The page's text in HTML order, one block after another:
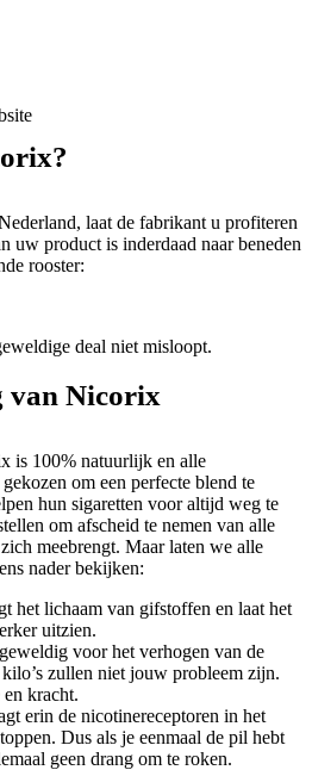
laat de fabrikant u profiteren
uw product is inderdaad naar beneden
rooster:
deal niet misloopt.
van Nicorix
is ​​100% natuurlijk en alle
om een ​​perfecte blend te
hun sigaretten voor altijd weg te
om afscheid te nemen van alle
meebrengt. Maar laten we alle
nader bekijken:
het lichaam van gifstoffen en laat het
uitzien.
voor het verhogen van de
zullen niet jouw probleem zijn.
kracht.
erin de nicotinereceptoren in het
Dus als je eenmaal de pil hebt
geen drang om te roken.